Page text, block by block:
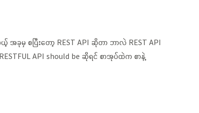
မှ စပြီးတော့ REST API ဆိုတာ ဘာလဲ REST API
API should be ဆိုရင် စာအုပ်ထဲက စာနဲ့